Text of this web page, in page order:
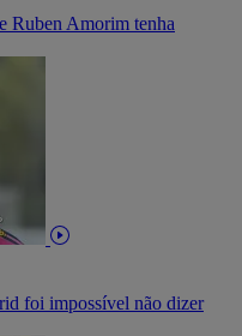
Ruben Amorim tenha
foi impossível não dizer